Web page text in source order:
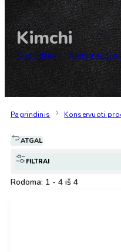
Kimchi
Pagrindinis Konservuoti
Pagrindinis Konservuoti
ATGAL
FILTRAI
Rodoma: 1 - 4 iš 4